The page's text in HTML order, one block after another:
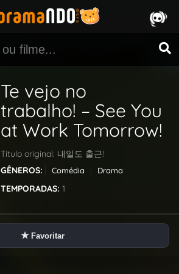
Te vejo no
trabalho! – See You
at Work Tomorrow!
Título original: 내일도 출근!
GÊNEROS:
Comédia Drama
TEMPORADAS: 1
★Favoritar